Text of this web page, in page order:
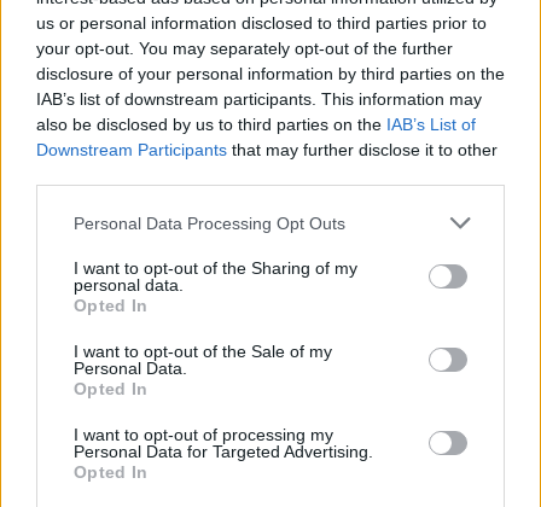
us or personal information disclosed to third parties prior to
your opt-out. You may separately opt-out of the further
disclosure of your personal information by third parties on the
IAB’s list of downstream participants. This information may
also be disclosed by us to third parties on the IAB’s List of
Downstream Participants that may further disclose it to other
Personal Data Processing Opt Outs
I want to opt-out of the Sharing of my
personal data.
Opted In
I want to opt-out of the Sale of my
Personal Data.
Opted In
I want to opt-out of processing my
Personal Data for Targeted Advertising.
Opted In
Milestone Intézet
versenyeredmény
magyar diákok nemzetközi versenyeken
Warwick online vitaverseny
nemzetközi vitaverseny